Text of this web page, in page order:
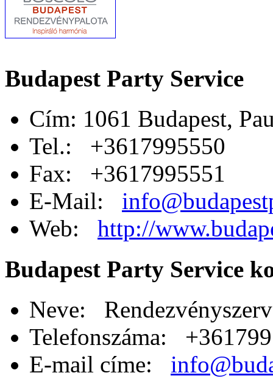
Budapest Party Service
Cím: 1061 Budapest,
Tel.: +3617995550
Fax: +3617995551
E-Mail:
Web: http://
Budapest Party Service
Neve:
Telefonszáma:
E-mail címe: